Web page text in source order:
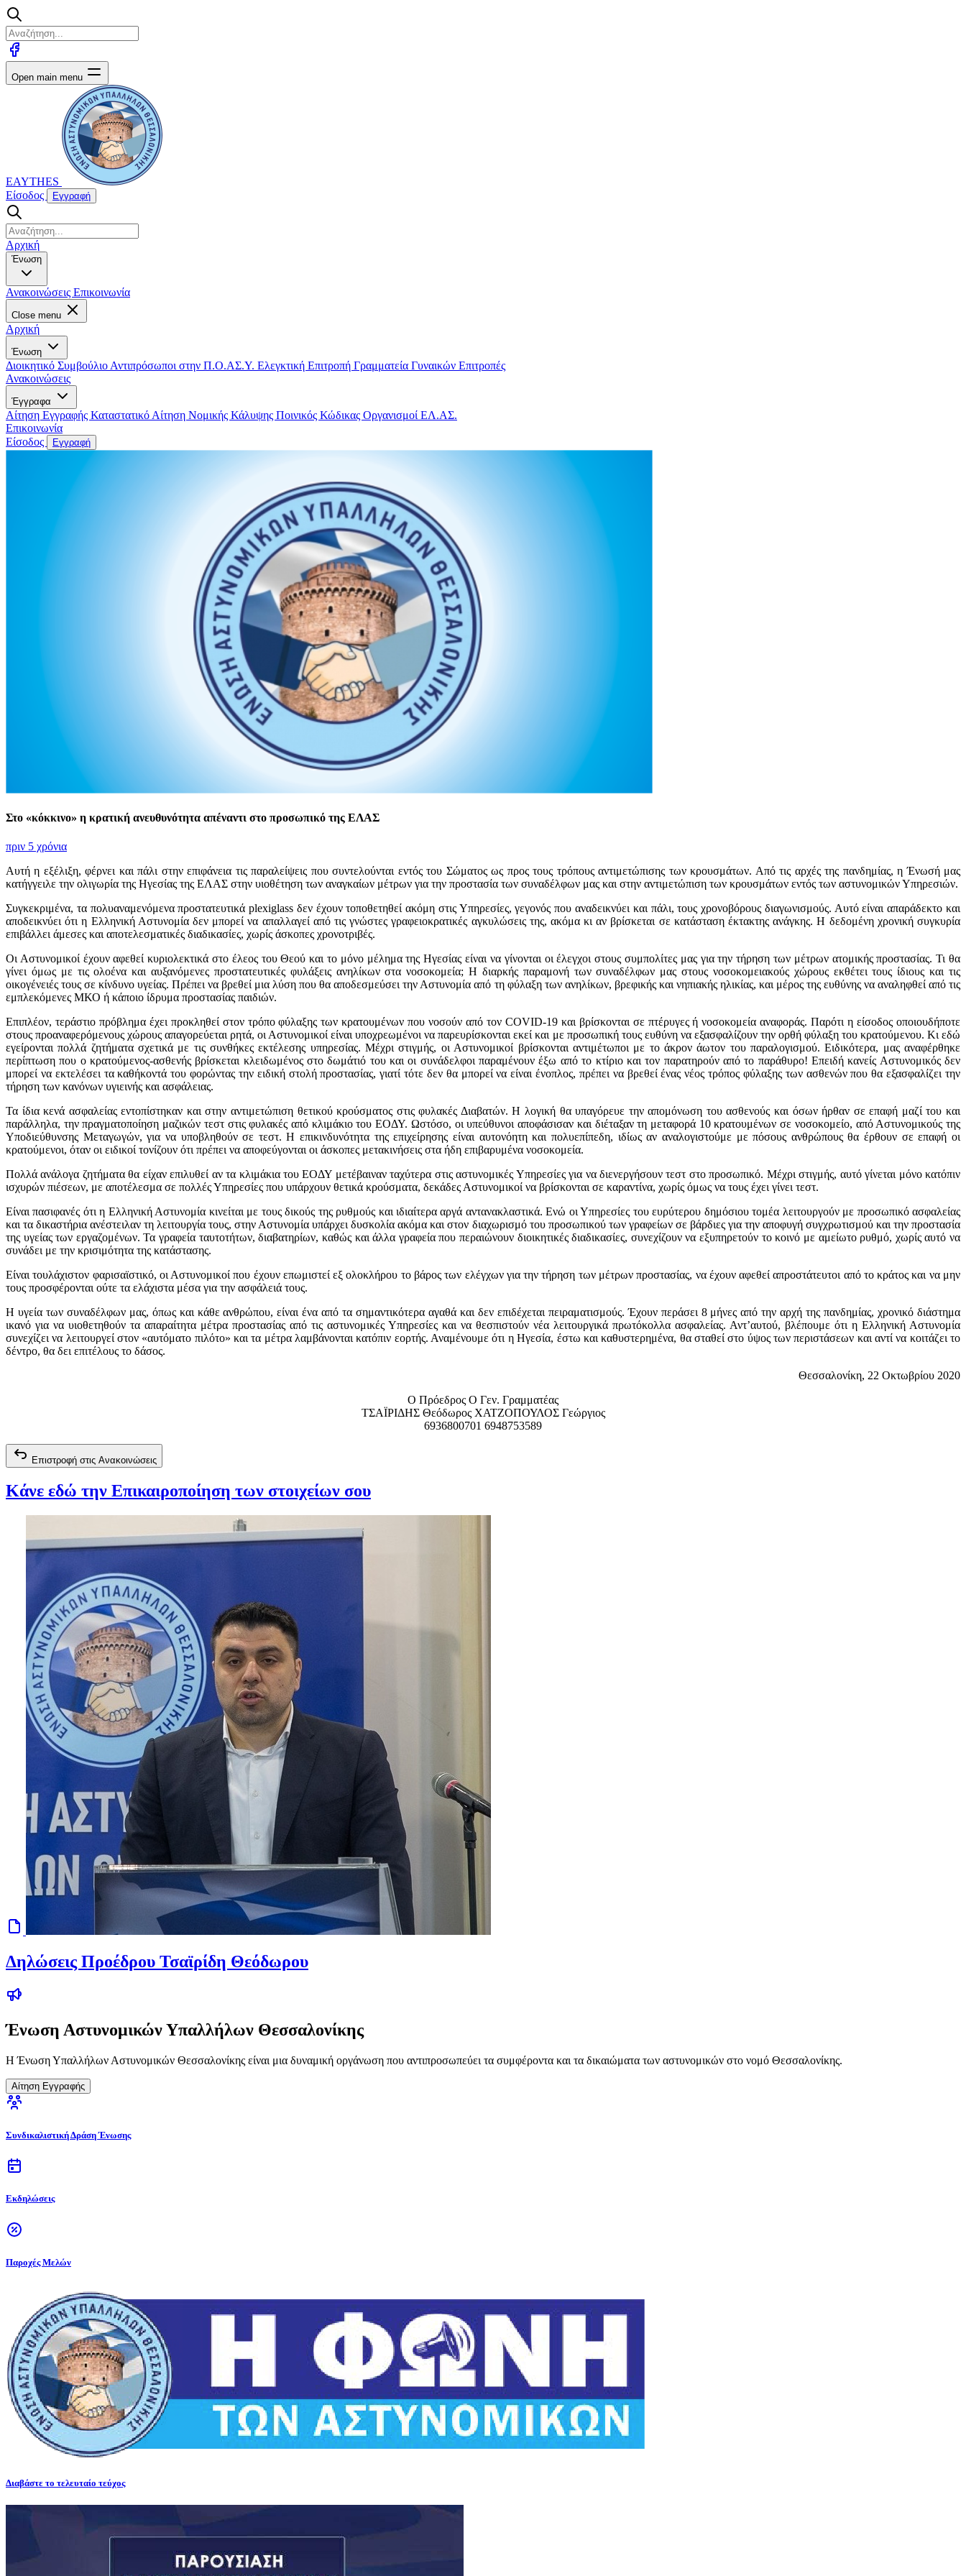
Open main menu
EAYTHES
Είσοδος
Εγγραφή
Αρχική
Ένωση
Ανακοινώσεις Επικοινωνία
Close menu
Αρχική
Ένωση
Διοικητικό Συμβούλιο Αντιπρόσωποι στην Π.Ο.ΑΣ.Υ. Ελεγκτική Επιτροπή Γραμματεία Γυναικών Επιτροπές
Ανακοινώσεις
Έγγραφα
Αίτηση Εγγραφής Καταστατικό Αίτηση Νομικής Κάλυψης Ποινικός Κώδικας Οργανισμοί ΕΛ.ΑΣ.
Επικοινωνία
Είσοδος
Εγγραφή
Στο «κόκκινο» η κρατική ανευθυνότητα απέναντι στο προσωπικό της ΕΛΑΣ
πριν 5 χρόνια
Αυτή η εξέλιξη, φέρνει και πάλι στην επιφάνεια τις παραλείψεις που συντελούνται εντός του Σώματος ως προς τους τρόπους αντιμετώπισης των κρουσμάτων. Από τις αρχές της πανδημίας, η Ένωσή μας
κατήγγειλε την ολιγωρία της Ηγεσίας της ΕΛΑΣ στην υιοθέτηση των αναγκαίων μέτρων για την προστασία των συναδέλφων μας και στην αντιμετώπιση των κρουσμάτων εντός των αστυνομικών Υπηρεσιών.
Συγκεκριμένα, τα πολυαναμενόμενα προστατευτικά plexiglass δεν έχουν τοποθετηθεί ακόμη στις Υπηρεσίες, γεγονός που αναδεικνύει και πάλι, τους χρονοβόρους διαγωνισμούς. Αυτό είναι απαράδεκτο και
αποδεικνύει ότι η Ελληνική Αστυνομία δεν μπορεί να απαλλαγεί από τις γνώστες γραφειοκρατικές αγκυλώσεις της, ακόμα κι αν βρίσκεται σε κατάσταση έκτακτης ανάγκης. Η δεδομένη χρονική συγκυρία
επιβάλλει άμεσες και αποτελεσματικές διαδικασίες, χωρίς άσκοπες χρονοτριβές.
Οι Αστυνομικοί έχουν αφεθεί κυριολεκτικά στο έλεος του Θεού και το μόνο μέλημα της Ηγεσίας είναι να γίνονται οι έλεγχοι στους συμπολίτες μας για την τήρηση των μέτρων ατομικής προστασίας. Τι θα
γίνει όμως με τις ολοένα και αυξανόμενες προστατευτικές φυλάξεις ανηλίκων στα νοσοκομεία; Η διαρκής παραμονή των συναδέλφων μας στους νοσοκομειακούς χώρους εκθέτει τους ίδιους και τις
οικογένειές τους σε κίνδυνο υγείας. Πρέπει να βρεθεί μια λύση που θα αποδεσμεύσει την Αστυνομία από τη φύλαξη των ανηλίκων, βρεφικής και νηπιακής ηλικίας, και μέρος της ευθύνης να αναληφθεί από τις
εμπλεκόμενες ΜΚΟ ή κάποιο ίδρυμα προστασίας παιδιών.
Επιπλέον, τεράστιο πρόβλημα έχει προκληθεί στον τρόπο φύλαξης των κρατουμένων που νοσούν από τον COVID-19 και βρίσκονται σε πτέρυγες ή νοσοκομεία αναφοράς. Παρότι η είσοδος οποιουδήποτε
στους προαναφερόμενους χώρους απαγορεύεται ρητά, οι Αστυνομικοί είναι υποχρεωμένοι να παρευρίσκονται εκεί και με προσωπική τους ευθύνη να εξασφαλίζουν την ορθή φύλαξη του κρατούμενου. Κι εδώ
εγείρονται πολλά ζητήματα σχετικά με τις συνθήκες εκτέλεσης υπηρεσίας. Μέχρι στιγμής, οι Αστυνομικοί βρίσκονται αντιμέτωποι με το άκρον άωτον του παραλογισμού. Ειδικότερα, μας αναφέρθηκε
περίπτωση που ο κρατούμενος-ασθενής βρίσκεται κλειδωμένος στο δωμάτιό του και οι συνάδελφοι παραμένουν έξω από το κτίριο και τον παρατηρούν από το παράθυρο! Επειδή κανείς Αστυνομικός δεν
μπορεί να εκτελέσει τα καθήκοντά του φορώντας την ειδική στολή προστασίας, γιατί τότε δεν θα μπορεί να είναι ένοπλος, πρέπει να βρεθεί ένας νέος τρόπος φύλαξης των ασθενών που θα εξασφαλίζει την
τήρηση των κανόνων υγιεινής και ασφάλειας.
Τα ίδια κενά ασφαλείας εντοπίστηκαν και στην αντιμετώπιση θετικού κρούσματος στις φυλακές Διαβατών. Η λογική θα υπαγόρευε την απομόνωση του ασθενούς και όσων ήρθαν σε επαφή μαζί του και
παράλληλα, την πραγματοποίηση μαζικών τεστ στις φυλακές από κλιμάκιο του ΕΟΔΥ. Ωστόσο, οι υπεύθυνοι αποφάσισαν και διέταξαν τη μεταφορά 10 κρατουμένων σε νοσοκομείο, από Αστυνομικούς της
Υποδιεύθυνσης Μεταγωγών, για να υποβληθούν σε τεστ. Η επικινδυνότητα της επιχείρησης είναι αυτονόητη και πολυεπίπεδη, ιδίως αν αναλογιστούμε με πόσους ανθρώπους θα έρθουν σε επαφή οι
κρατούμενοι, όταν οι ειδικοί τονίζουν ότι πρέπει να αποφεύγονται οι άσκοπες μετακινήσεις στα ήδη επιβαρυμένα νοσοκομεία.
Πολλά ανάλογα ζητήματα θα είχαν επιλυθεί αν τα κλιμάκια του ΕΟΔΥ μετέβαιναν ταχύτερα στις αστυνομικές Υπηρεσίες για να διενεργήσουν τεστ στο προσωπικό. Μέχρι στιγμής, αυτό γίνεται μόνο κατόπιν
ισχυρών πιέσεων, με αποτέλεσμα σε πολλές Υπηρεσίες που υπάρχουν θετικά κρούσματα, δεκάδες Αστυνομικοί να βρίσκονται σε καραντίνα, χωρίς όμως να τους έχει γίνει τεστ.
Είναι πασιφανές ότι η Ελληνική Αστυνομία κινείται με τους δικούς της ρυθμούς και ιδιαίτερα αργά αντανακλαστικά. Ενώ οι Υπηρεσίες του ευρύτερου δημόσιου τομέα λειτουργούν με προσωπικό ασφαλείας
και τα δικαστήρια ανέστειλαν τη λειτουργία τους, στην Αστυνομία υπάρχει δυσκολία ακόμα και στον διαχωρισμό του προσωπικού των γραφείων σε βάρδιες για την αποφυγή συγχρωτισμού και την προστασία
της υγείας των εργαζομένων. Τα γραφεία ταυτοτήτων, διαβατηρίων, καθώς και άλλα γραφεία που περαιώνουν διοικητικές διαδικασίες, συνεχίζουν να εξυπηρετούν το κοινό με αμείωτο ρυθμό, χωρίς αυτό να
συνάδει με την κρισιμότητα της κατάστασης.
Είναι τουλάχιστον φαρισαϊστικό, οι Αστυνομικοί που έχουν επωμιστεί εξ ολοκλήρου το βάρος των ελέγχων για την τήρηση των μέτρων προστασίας, να έχουν αφεθεί απροστάτευτοι από το κράτος και να μην
τους προσφέρονται ούτε τα ελάχιστα μέσα για την ασφάλειά τους.
Η υγεία των συναδέλφων μας, όπως και κάθε ανθρώπου, είναι ένα από τα σημαντικότερα αγαθά και δεν επιδέχεται πειραματισμούς. Έχουν περάσει 8 μήνες από την αρχή της πανδημίας, χρονικό διάστημα
ικανό για να υιοθετηθούν τα απαραίτητα μέτρα προστασίας από τις αστυνομικές Υπηρεσίες και να θεσπιστούν νέα λειτουργικά πρωτόκολλα ασφαλείας. Αντ’αυτού, βλέπουμε ότι η Ελληνική Αστυνομία
συνεχίζει να λειτουργεί στον «αυτόματο πιλότο» και τα μέτρα λαμβάνονται κατόπιν εορτής. Αναμένουμε ότι η Ηγεσία, έστω και καθυστερημένα, θα σταθεί στο ύψος των περιστάσεων και αντί να κοιτάζει το
δέντρο, θα δει επιτέλους το δάσος.
Θεσσαλονίκη, 22 Οκτωβρίου 2020
Ο Πρόεδρος Ο Γεν. Γραμματέας
ΤΣΑΪΡΙΔΗΣ Θεόδωρος ΧΑΤΖΟΠΟΥΛΟΣ Γεώργιος
6936800701 6948753589
Επιστροφή στις Ανακοινώσεις
Κάνε εδώ την Επικαιροποίηση των στοιχείων σου
Δηλώσεις Προέδρου Τσαϊρίδη Θεόδωρου
Ένωση Αστυνομικών Υπαλλήλων Θεσσαλονίκης
Η Ένωση Υπαλλήλων Αστυνομικών Θεσσαλονίκης είναι μια δυναμική οργάνωση που αντιπροσωπεύει τα συμφέροντα και τα δικαιώματα των αστυνομικών στο νομό Θεσσαλονίκης.
Αίτηση Εγγραφής
Συνδικαλιστική Δράση Ένωσης
Εκδηλώσεις
Παροχές Μελών
Διαβάστε το τελευταίο τεύχος